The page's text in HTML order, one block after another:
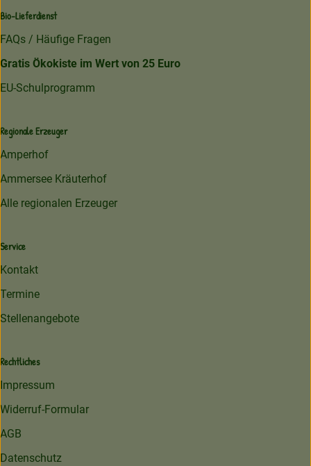
Bio-Lieferdienst
FAQs / Häufige Fragen
Gratis Ökokiste im Wert von 25 Euro
EU-Schulprogramm
Regionale Erzeuger
Amperhof
Ammersee Kräuterhof
Alle regionalen Erzeuger
Service
Kontakt
Termine
Stellenangebote
Rechtliches
Impressum
Widerruf-Formular
AGB
Datenschutz